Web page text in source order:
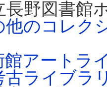
長野図書館
他のコレク
館アートラ
古ライブラ